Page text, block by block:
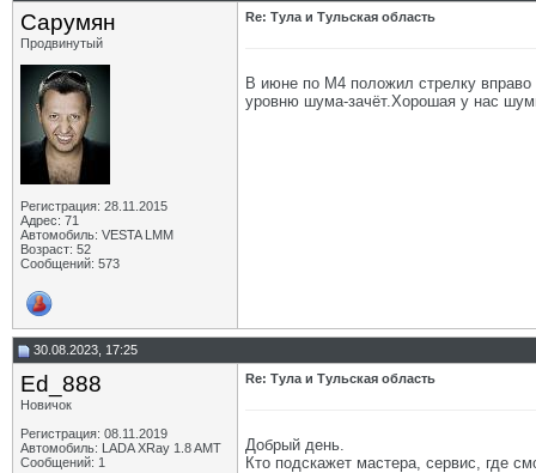
Сарумян
Продвинутый
Регистрация: 28.11.2015
Адрес: 71
Автомобиль: VESTA LMM
Возраст: 52
Сообщений: 573
Re: Тула и Тульская область
В июне по М4 положил стрелку вправо
уровню шума-зачёт.Хорошая у нас
30.08.2023, 17:25
Ed_888
Новичок
Регистрация: 08.11.2019
Автомобиль: LADA XRay 1.8 AMT
Сообщений: 1
Re: Тула и Тульская область
Добрый день.
Кто подскажет мастера, сервис, где